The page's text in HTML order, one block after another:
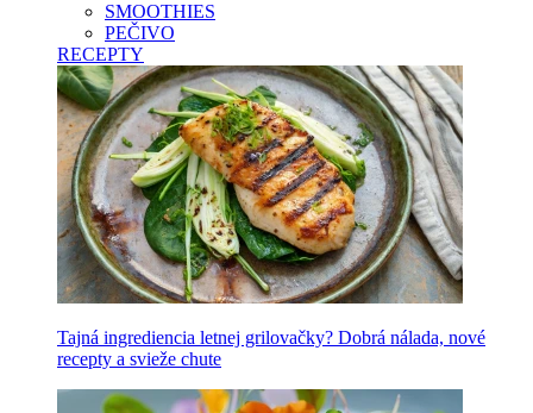
SMOOTHIES
PEČIVO
RECEPTY
Tajná ingrediencia letnej grilovačky? Dobrá nálada, nové
recepty a svieže chute